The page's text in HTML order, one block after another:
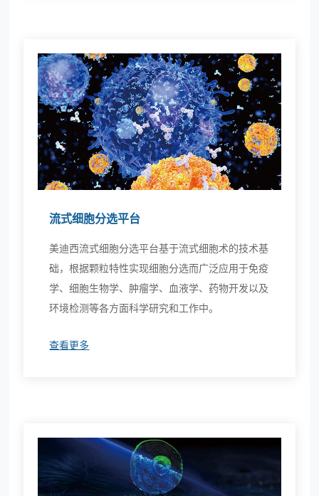
流式细胞分选平台
美迪西流式细胞分选平台基于流式细胞术的技术基
础，根据颗粒特性实现细胞分选而广泛应用于免疫
学、细胞生物学、肿瘤学、血液学、药物开发以及
环境检测等各方面科学研究和工作中。
查看更多